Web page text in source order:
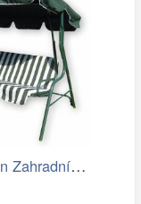
Happy Green Zahradní houpačka Stripy II